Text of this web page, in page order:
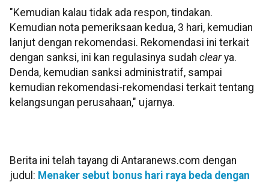
"Kemudian kalau tidak ada respon, tindakan.
Kemudian nota pemeriksaan kedua, 3 hari, kemudian
lanjut dengan rekomendasi. Rekomendasi ini terkait
dengan sanksi, ini kan regulasinya sudah clearya.
Denda, kemudian sanksi administratif, sampai
kemudian rekomendasi-rekomendasi terkait tentang
kelangsungan perusahaan," ujarnya.
Berita ini telah tayang di Antaranews.com dengan
judul: Menaker sebut bonus hari raya beda dengan